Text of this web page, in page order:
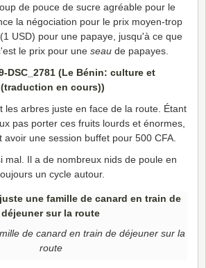
de pouce de sucre agréable pour le
la négociation pour le prix moyen-trop
USD) pour une papaye, jusqu'à ce que
le prix pour une seau de papayes.
les arbres juste en face de la route. Étant
pas porter ces fruits lourds et énormes,
avoir une session buffet pour 500 CFA.
mal. Il a de nombreux nids de poule en
un cycle autour.
de canard en train de déjeuner sur la
route